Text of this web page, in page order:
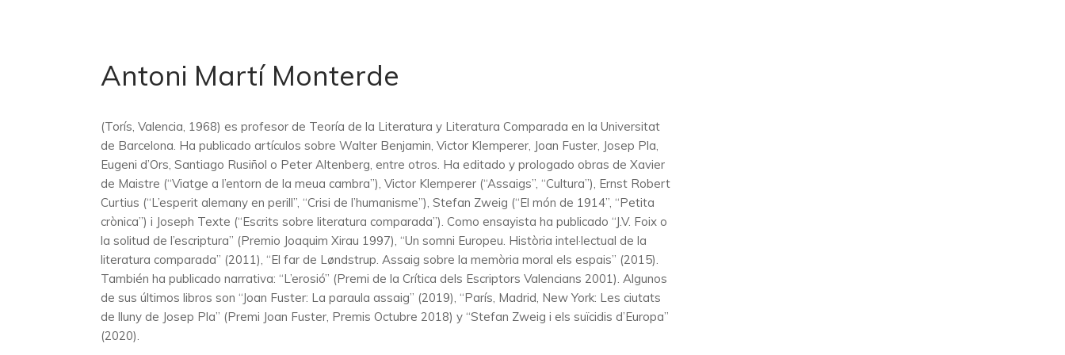
Antoni Martí Monterde
(Torís, Valencia, 1968) es profesor de Teoría de la Literatura y Literatura Comparada en la Universitat
de Barcelona. Ha publicado artículos sobre Walter Benjamin, Victor Klemperer, Joan Fuster, Josep Pla,
Eugeni d’Ors, Santiago Rusiñol o Peter Altenberg, entre otros. Ha editado y prologado obras de Xavier
de Maistre (“Viatge a l’entorn de la meua cambra”), Victor Klemperer (“Assaigs”, “Cultura”), Ernst Robert
Curtius (“L’esperit alemany en perill”, “Crisi de l’humanisme”), Stefan Zweig (“El món de 1914”, “Petita
crònica”) i Joseph Texte (“Escrits sobre literatura comparada”). Como ensayista ha publicado “J.V. Foix o
la solitud de l’escriptura” (Premio Joaquim Xirau 1997), “Un somni Europeu. Història intel·lectual de la
literatura comparada” (2011), “El far de Løndstrup. Assaig sobre la memòria moral els espais” (2015).
También ha publicado narrativa: “L’erosió” (Premi de la Crítica dels Escriptors Valencians 2001). Algunos
de sus últimos libros son “Joan Fuster: La paraula assaig” (2019), “París, Madrid, New York: Les ciutats
de lluny de Josep Pla” (Premi Joan Fuster, Premis Octubre 2018) y “Stefan Zweig i els suïcidis d’Europa”
(2020).